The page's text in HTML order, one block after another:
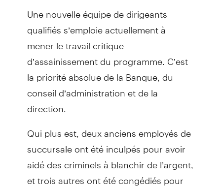
Une nouvelle équipe de dirigeants
qualifiés s’emploie actuellement à
mener le travail critique
d’assainissement du programme. C’est
la priorité absolue de la Banque, du
conseil d’administration et de la
direction.
Qui plus est, deux anciens employés de
succursale ont été inculpés pour avoir
aidé des criminels à blanchir de l’argent,
et trois autres ont été congédiés pour